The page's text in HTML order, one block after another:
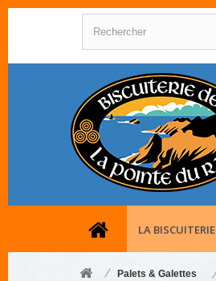
LA BISCUITERIE
Palets & Galettes